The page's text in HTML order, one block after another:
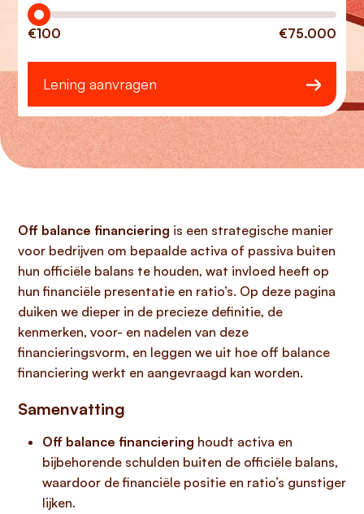
€100 €75.000
Lening aanvragen
Off balance financiering is een strategische manier
voor bedrijven om bepaalde activa of passiva buiten
hun officiële balans te houden, wat invloed heeft op
hun financiële presentatie en ratio’s. Op deze pagina
duiken we dieper in de precieze definitie, de
kenmerken, voor- en nadelen van deze
financieringsvorm, en leggen we uit hoe off balance
financiering werkt en aangevraagd kan worden.
Samenvatting
Off balance financiering houdt activa en
bijbehorende schulden buiten de officiële balans,
waardoor de financiële positie en ratio’s gunstiger
lijken.